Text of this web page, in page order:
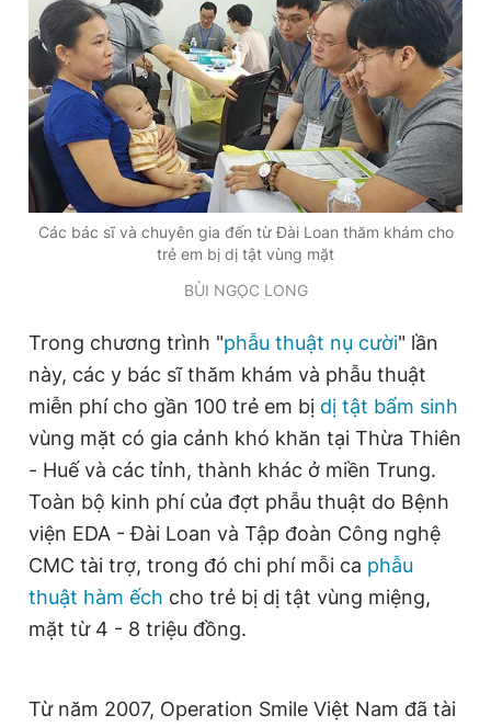
Hotline
0906 645 777
Liên hệ quảng cáo
0908 780 404
Đặt báo Quảng cáo RSS Tòa soạn Chính sách bảo
Tổng biên tập: Nguyễn Ngọc Toàn
Phó tổng biên tập thường trực: Hải Thành
Phó tổng biên tập: Lâm Hiếu Dũng
Phó tổng biên tập: Trần Việt Hưng
Tổng thư ký tòa soạn: Đức Trung
Giấy phép xuất bản số 110/GP - BTTTT cấp ngày 24.3.2020
bản. Phát triển bởi ePi Technologies, JSC.
Các bác sĩ và chuyên gia đến từ Đài Loan thăm khám cho
trẻ em bị dị tật vùng mặt
BÙI NGỌC LONG
Trong chương trình "phẫu thuật nụ cười" lần
này, các y bác sĩ thăm khám và phẫu thuật
miễn phí cho gần 100 trẻ em bị dị tật bẩm sinh
vùng mặt có gia cảnh khó khăn tại Thừa Thiên
- Huế và các tỉnh, thành khác ở miền Trung.
Toàn bộ kinh phí của đợt phẫu thuật do Bệnh
viện EDA - Đài Loan và Tập đoàn Công nghệ
CMC tài trợ, trong đó chi phí mỗi ca phẫu
thuật hàm ếch cho trẻ bị dị tật vùng miệng,
mặt từ 4 - 8 triệu đồng.
Từ năm 2007, Operation Smile Việt Nam đã tài